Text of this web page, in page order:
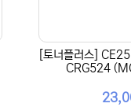
[토너플러스]
CRG524